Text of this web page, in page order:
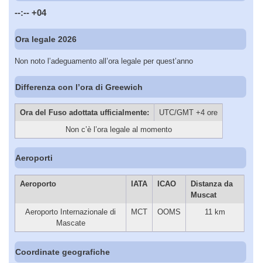
--:-- +04
Ora legale 2026
Non noto l’adeguamento all’ora legale per quest’anno
Differenza con l’ora di Greewich
Ora del Fuso adottata ufficialmente:
UTC/GMT +4 ore
Non c’è l’ora legale al momento
Aeroporti
Aeroporto IATA ICAO
Distanza da
Muscat
Aeroporto Internazionale di
Mascate
MCT OOMS 11 km
Coordinate geografiche